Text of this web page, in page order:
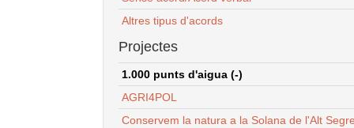
Altres tipus d'acords
Projectes
1.000 punts d'aigua (-)
AGRI4POL
Conservem la natura a la Solana de l'Alt